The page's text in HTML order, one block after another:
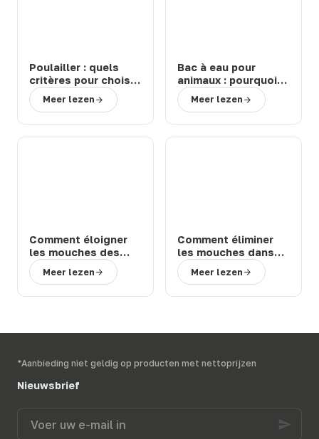
Poulailler : quels
critères pour choisir
un modèle durable
et facile à entretenir
Meer lezen
Bac à eau pour
animaux : pourquoi
choisir un abreuvoir
de la marque Suevia
Meer lezen
Comment éloigner
les mouches des
chevaux et bovins
en prairie : solutions
Meer lezen
Comment éliminer
les mouches dans
une étable ou une
ferme : 3 solutions
Meer lezen
*Aanbieding niet geldig op producten met nettoprijzen
Nieuwsbrief